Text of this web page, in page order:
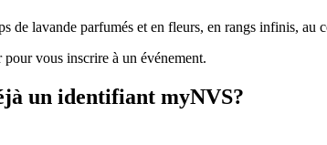
vous inscrire à un événement.
un identifiant myNVS?